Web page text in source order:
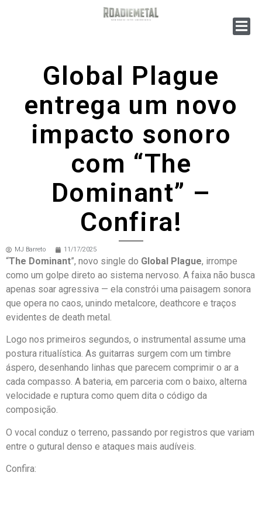
Global Plague
entrega um novo
impacto sonoro
com “The
Dominant” –
Confira!
MJ Barreto 11/17/2025
“The Dominant”, novo single do Global Plague, irrompe
como um golpe direto ao sistema nervoso. A faixa não busca
apenas soar agressiva — ela constrói uma paisagem sonora
que opera no caos, unindo metalcore, deathcore e traços
evidentes de death metal.
Logo nos primeiros segundos, o instrumental assume uma
postura ritualística. As guitarras surgem com um timbre
áspero, desenhando linhas que parecem comprimir o ar a
cada compasso. A bateria, em parceria com o baixo, alterna
velocidade e ruptura como quem dita o código da
composição.
O vocal conduz o terreno, passando por registros que variam
entre o gutural denso e ataques mais audíveis.
Confira: